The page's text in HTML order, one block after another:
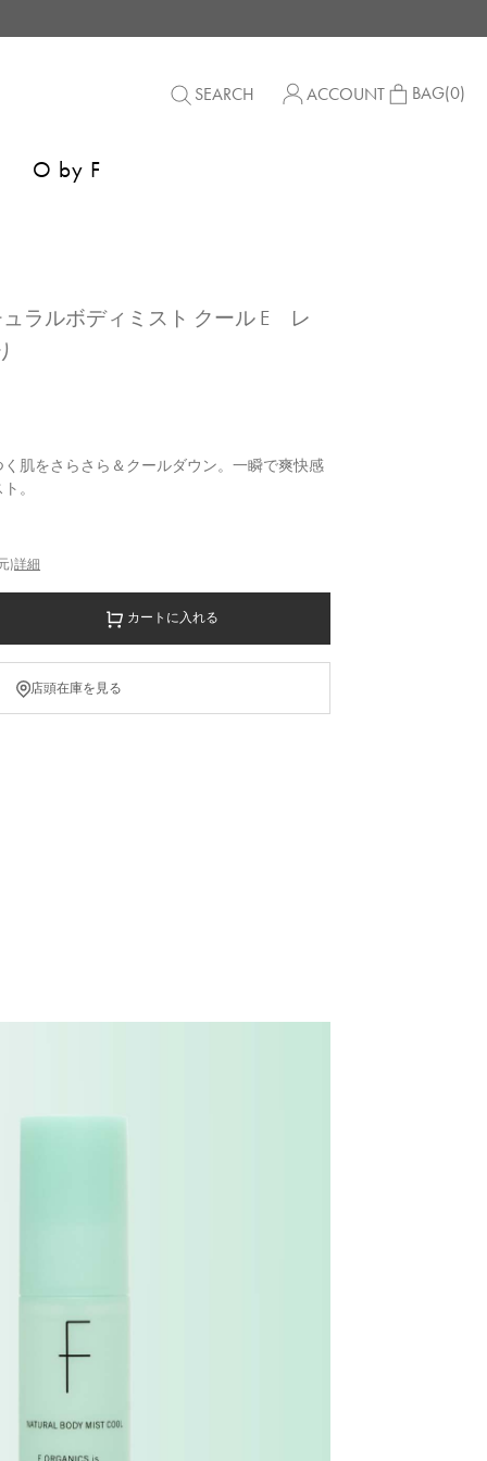
SEARCH ACCOUNT BAG(0)
O by F
ュラルボディミスト クール E レ
肌をさらさら＆クールダウン。一瞬で爽快感
。
)詳細
カートに入れる
店頭在庫を見る